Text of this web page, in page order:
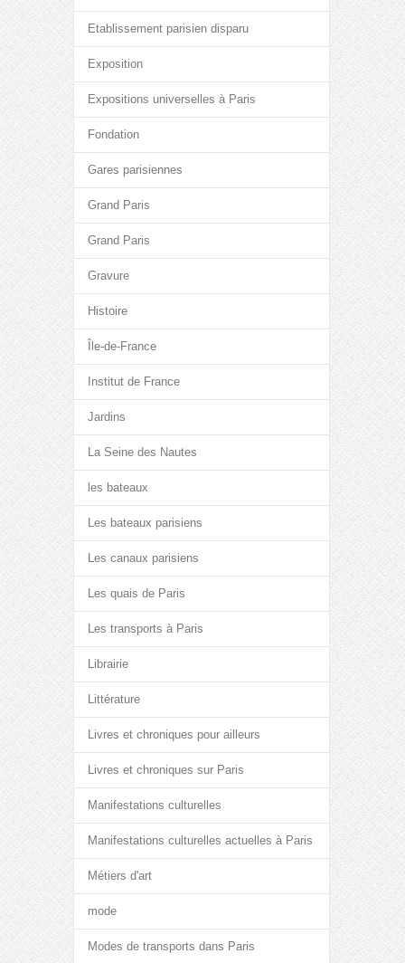
Etablissement parisien disparu
Exposition
Expositions universelles à Paris
Fondation
Gares parisiennes
Grand Paris
Grand Paris
Gravure
Histoire
Île-de-France
Institut de France
Jardins
La Seine des Nautes
les bateaux
Les bateaux parisiens
Les canaux parisiens
Les quais de Paris
Les transports à Paris
Librairie
Littérature
Livres et chroniques pour ailleurs
Livres et chroniques sur Paris
Manifestations culturelles
Manifestations culturelles actuelles à Paris
Métiers d'art
mode
Modes de transports dans Paris